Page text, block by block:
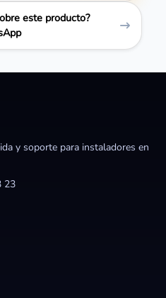
este producto?
y soporte para instaladores en
23